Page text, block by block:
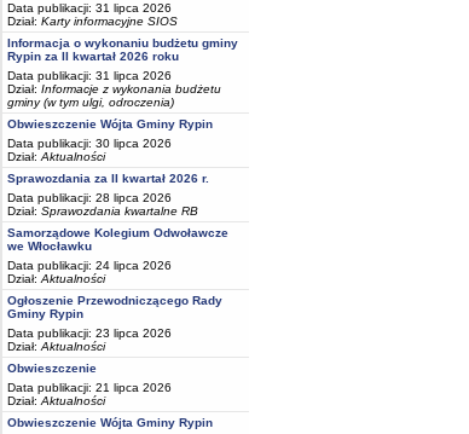
Data publikacji: 31 lipca 2026
Dział: Karty informacyjne SIOS
Informacja o wykonaniu budżetu gminy
Rypin za II kwartał 2026 roku
Data publikacji: 31 lipca 2026
Dział: Informacje z wykonania budżetu
gminy (w tym ulgi, odroczenia)
Obwieszczenie Wójta Gminy Rypin
Data publikacji: 30 lipca 2026
Dział: Aktualności
Sprawozdania za II kwartał 2026 r.
Data publikacji: 28 lipca 2026
Dział: Sprawozdania kwartalne RB
Samorządowe Kolegium Odwoławcze
we Włocławku
Data publikacji: 24 lipca 2026
Dział: Aktualności
Ogłoszenie Przewodniczącego Rady
Gminy Rypin
Data publikacji: 23 lipca 2026
Dział: Aktualności
Obwieszczenie
Data publikacji: 21 lipca 2026
Dział: Aktualności
Obwieszczenie Wójta Gminy Rypin